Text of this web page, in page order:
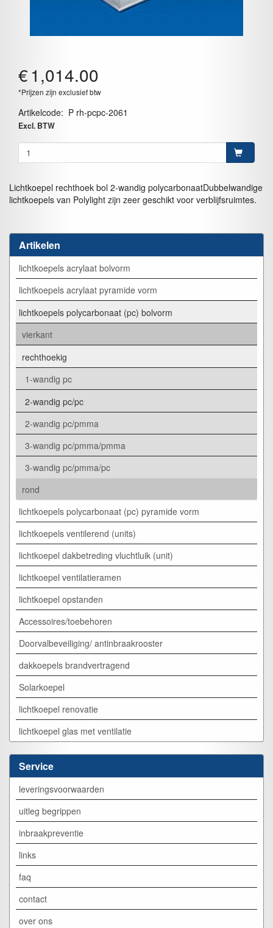
Artikelen
lichtkoepels acrylaat bolvorm
lichtkoepels acrylaat pyramide vorm
lichtkoepels polycarbonaat (pc) bolvorm
vierkant
rechthoekig
1-wandig pc
2-wandig pc/pc
2-wandig pc/pmma
3-wandig pc/pmma/pmma
3-wandig pc/pmma/pc
rond
lichtkoepels polycarbonaat (pc) pyramide vorm
lichtkoepels ventilerend (units)
lichtkoepel dakbetreding vluchtluik (unit)
lichtkoepel ventilatieramen
lichtkoepel opstanden
Accessoires/toebehoren
Doorvalbeveiliging/ antinbraakrooster
dakkoepels brandvertragend
Solarkoepel
lichtkoepel renovatie
lichtkoepel glas met ventilatie
Service
leveringsvoorwaarden
uitleg begrippen
inbraakpreventie
links
faq
contact
over ons
€1,014.00
*Prijzen zijn exclusief btw
Artikelcode: P rh-pcpc-2061
Excl. BTW
Lichtkoepel rechthoek bol 2-wandig polycarbonaatDubbelwandige
lichtkoepels van Polylight zijn zeer geschikt voor verblijfsruimtes.